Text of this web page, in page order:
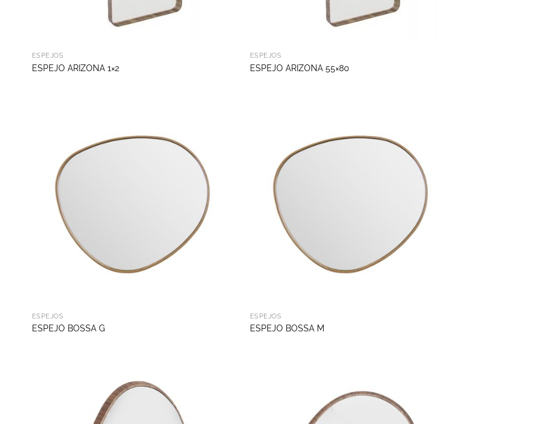
ESPEJOS
ESPEJO ARIZONA 1×2
ESPEJOS
ESPEJO ARIZONA 55×80
ESPEJOS
ESPEJO BOSSA G
ESPEJOS
ESPEJO BOSSA M